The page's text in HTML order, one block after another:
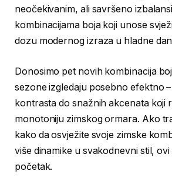
neočekivanim, ali savršeno
kombinacijama boja koji unose
dozu modernog izraza u hladne
Donosimo pet novih kombinacija
sezone izgledaju posebno efektno
kontrasta do snažnih akcenata koji
monotoniju zimskog ormara. Ako
kako da osvježite svoje zimske
više dinamike u svakodnevni stil,
početak.